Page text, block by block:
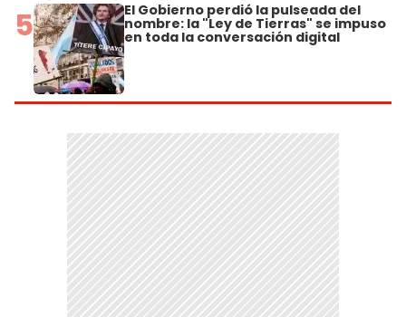
5 El Gobierno perdió la pulseada del
nombre: la "Ley de Tierras" se impuso
en toda la conversación digital